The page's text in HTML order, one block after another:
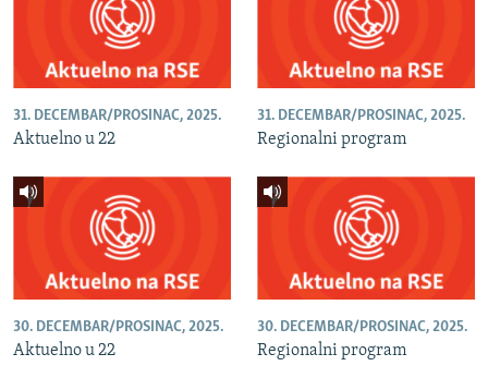
31. DECEMBAR/PROSINAC, 2025.
Aktuelno u 22
31. DECEMBAR/PROSINAC, 2025.
Regionalni program
30. DECEMBAR/PROSINAC, 2025.
Aktuelno u 22
30. DECEMBAR/PROSINAC, 2025.
Regionalni program